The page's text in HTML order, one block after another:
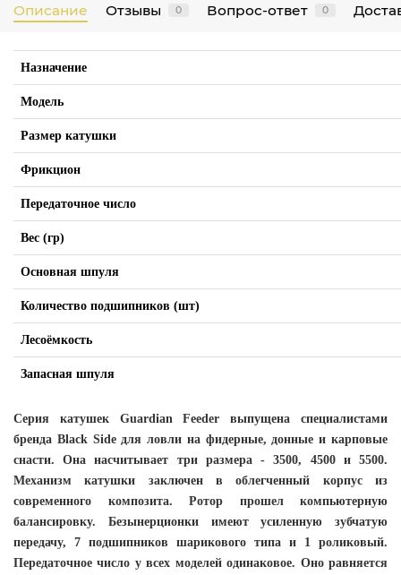
Описание Отзывы 0 Вопрос-ответ 0
Назначение
Модель
Размер катушки
Фрикцион
Передаточное число
Вес (гр)
Основная шпуля
Количество подшипников (шт)
Лесоёмкость
Запасная шпуля
Серия катушек Guardian Feeder выпущена специалистами
бренда Black Side для ловли на фидерные, донные и карповые
снасти. Она насчитывает три размера - 3500, 4500 и 5500.
Механизм катушки заключен в облегченный корпус из
современного композита. Ротор прошел компьютерную
балансировку. Безынерционки имеют усиленную зубчатую
передачу, 7 подшипников шарикового типа и 1 роликовый.
Передаточное число у всех моделей одинаковое. Оно равняется